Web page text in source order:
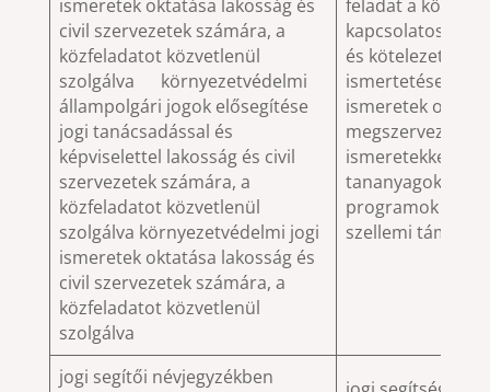
ismeretek oktatása lakosság és
civil szervezetek számára, a
közfeladatot közvetlenül
szolgálva környezetvédelmi
állampolgári jogok elősegítése
jogi tanácsadással és
képviselettel lakosság és civil
szervezetek számára, a
közfeladatot közvetlenül
szolgálva környezetvédelmi jogi
ismeretek oktatása lakosság és
civil szervezetek számára, a
közfeladatot közvetlenül
szolgálva
feladat a
kapcsolatos
és
ismertetése a
ismeretek
megszervezése
ismeretekkel
tananyagok,
programok
szellemi
jogi segítői névjegyzékben